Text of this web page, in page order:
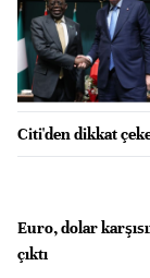
Citi'den dikkat
Euro, dolar
çıktı